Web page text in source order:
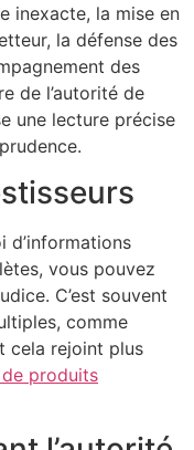
inexacte, la mise en
la défense des
des
de l’autorité de
une lecture précise
d’informations
vous pouvez
C’est souvent
comme
cela rejoint plus
produits